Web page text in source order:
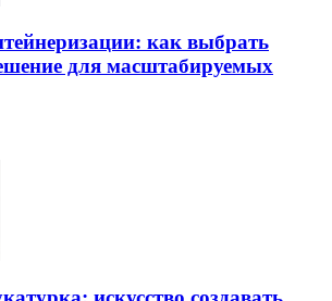
как выбрать
для масштабируемых